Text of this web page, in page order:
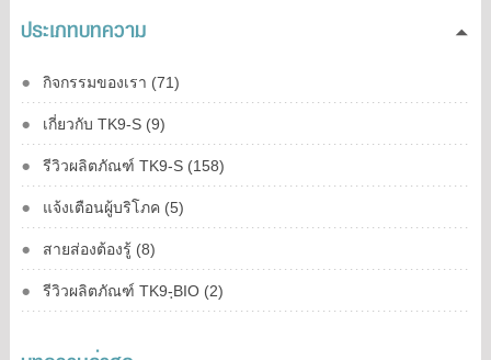
ประเภทบทความ
กิจกรรมของเรา (71)
เกี่ยวกับ TK9-S (9)
รีวิวผลิตภัณฑ์ TK9-S (158)
แจ้งเตือนผู้บริโภค (5)
สายส่องต้องรู้ (8)
รีวิวผลิตภัณฑ์ TK9-ฺBIO (2)